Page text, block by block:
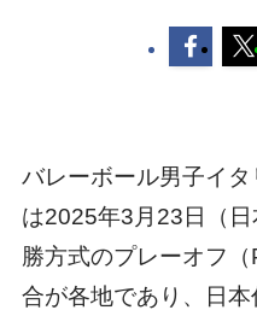
バレーボール男子イ
は2025年3月23日（
勝方式のプレーオフ
合が各地であり、日